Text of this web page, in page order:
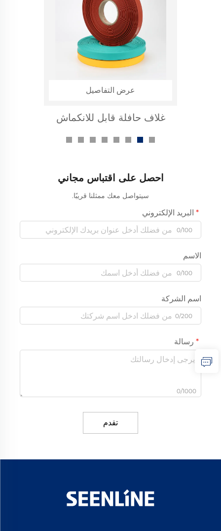
عرض التفاصيل
غلاف حافلة قابل للانكماش
احصل على اقتباس مجاني
سيتواصل معك ممثلنا قريبًا.
البريد الإلكتروني
0/100
الاسم
0/100
اسم الشركة
0/200
رسالة
0/1000
تقدم